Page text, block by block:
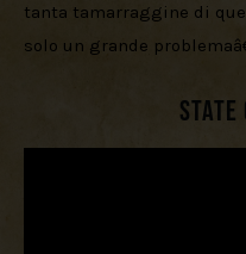
tanta tamarraggine di
solo un grande
State